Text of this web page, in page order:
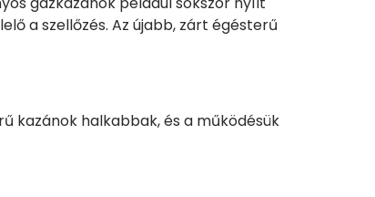
a szellőzés. Az újabb, zárt égésterű
kazánok halkabbak, és a működésük